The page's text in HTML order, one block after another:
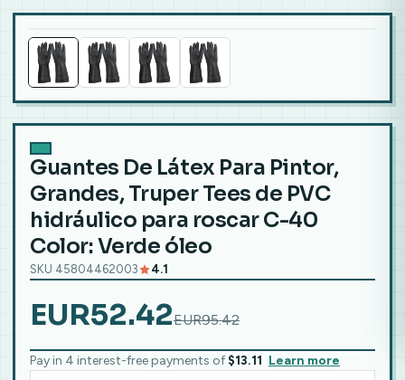
Guantes De Látex Para Pintor,
Grandes, Truper Tees de PVC
hidráulico para roscar C-40
Color: Verde óleo
SKU 45804462003 4.1
EUR52.42EUR95.42
Pay in 4 interest-free payments of $13.11 Learn more